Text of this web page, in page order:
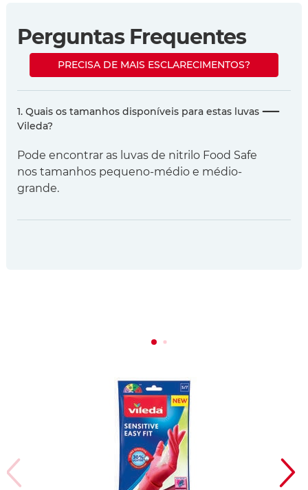
Perguntas Frequentes
PRECISA DE MAIS ESCLARECIMENTOS?
1. Quais os tamanhos disponíveis para estas luvas
Vileda?
Pode encontrar as luvas de nitrilo Food Safe
nos tamanhos pequeno-médio e médio-
grande.